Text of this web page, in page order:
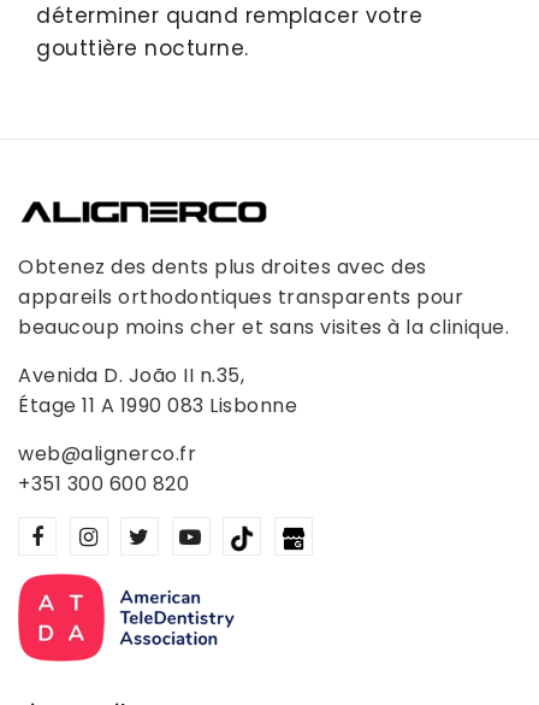
déterminer quand remplacer votre
gouttière nocturne.
Obtenez des dents plus droites avec des
appareils orthodontiques transparents pour
beaucoup moins cher et sans visites à la clinique.
Avenida D. João II n.35,
Étage 11 A 1990 083 Lisbonne
web@alignerco.fr
+351 300 600 820